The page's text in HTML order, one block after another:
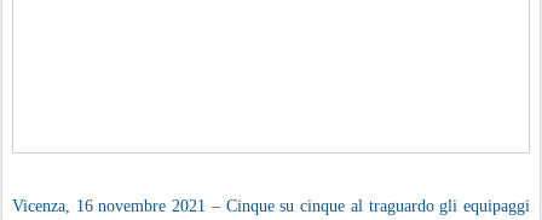
Vicenza, 16 novembre 2021 – Cinque su cinque al traguardo gli equipaggi